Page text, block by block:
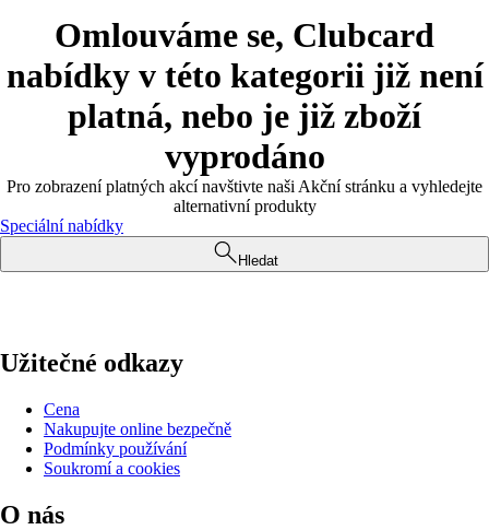
Omlouváme se, Clubcard
nabídky v této kategorii již není
platná, nebo je již zboží
vyprodáno
Pro zobrazení platných akcí navštivte naši Akční stránku a vyhledejte
alternativní produkty
Speciální nabídky
Hledat
Užitečné odkazy
Cena
Nakupujte online bezpečně
Podmínky používání
Soukromí a cookies
O nás